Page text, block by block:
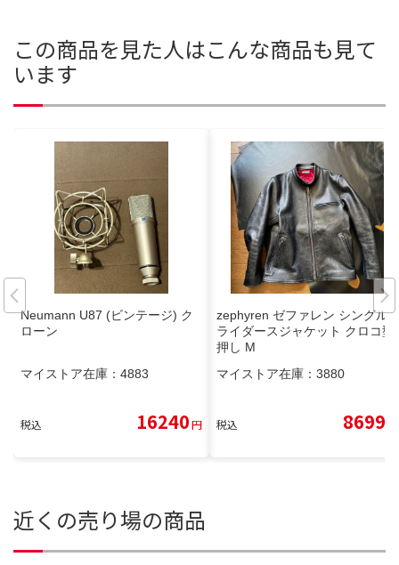
この商品を見た人はこんな商品も見て
います
Neumann U87 (ビンテージ) ク
ローン
マイストア在庫： 4883
税込 16240円
zephyren ゼファレン シングル
ライダースジャケット クロコ型
押し M
マイストア在庫： 3880
税込 8699
近くの売り場の商品